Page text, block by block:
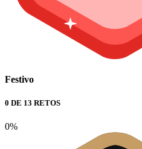
Festivo
0 DE 13 RETOS
0%